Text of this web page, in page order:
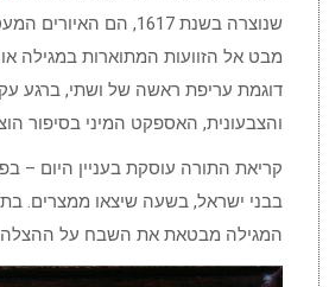
שנוצרה בשנת 1617, הם האיורים המעטרים אותה: נראה שהמאייר,
מבט אל הזוועות המתוארות במגילה
דוגמת עריפת ראשה של ושתי, ברגע
והצבעונית, האספקט המיני בסיפור
קריאת התורה עוסקת בעניין היום
בבני ישראל, בשעה שיצאו ממצרים.
המגילה מבטאת את השבח על ההצלה